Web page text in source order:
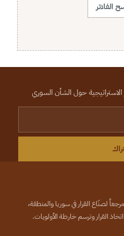
الفلاتر
حول الشأن السوري
لصنّاع القرار في سوريا والمنطقة،
القرار وترسم خارطة الأولويات.